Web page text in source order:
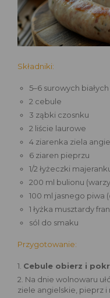
Składniki:
5–6 surowych
2 cebule
3 ząbki czosnku
2 liście laurowe
4 ziarenka ziela
6 ziaren pieprzu
1/2 łyżeczki
200 ml bulionu
100 ml jasnego piwa
1 łyżka musztardy
sól do smaku
Przygotowanie:
1. Cebule obierz i
2. Na dnie wolnowaru
ziele angielskie, pieprz i